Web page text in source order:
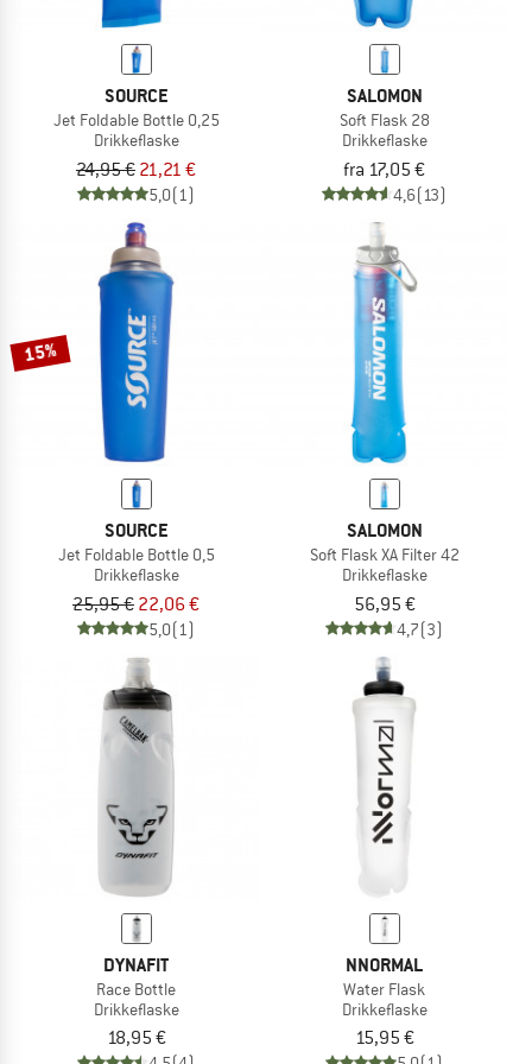
SOURCE
Jet Foldable Bottle 0,25
Drikkeflaske
24,95 € 21,21 €
5,0(1)
SALOMON
Soft Flask 28
Drikkeflaske
fra 17,05 €
4,6(13)
15%
SOURCE
Jet Foldable Bottle 0,5
Drikkeflaske
25,95 € 22,06 €
5,0(1)
SALOMON
Soft Flask XA Filter 42
Drikkeflaske
56,95 €
4,7(3)
DYNAFIT
Race Bottle
Drikkeflaske
18,95 €
NNORMAL
Water Flask
Drikkeflaske
15,95 €